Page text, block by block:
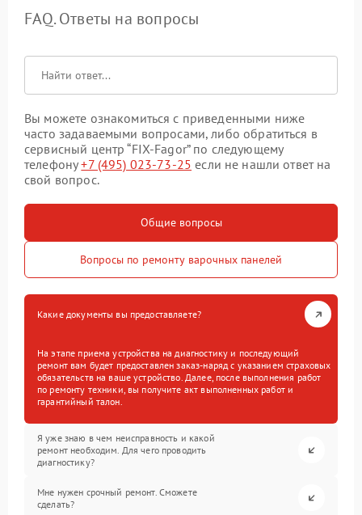
FAQ. Ответы на вопросы
Вы можете ознакомиться с приведенными ниже
часто задаваемыми вопросами, либо обратиться в
сервисный центр “FIX-Fagor” по следующему
телефону+7 (495) 023-73-25 если не нашли ответ на
свой вопрос.
Общие вопросы
Вопросы по ремонту варочных панелей
Какие документы вы предоставляете?
На этапе приема устройства на диагностику и последующий
ремонт вам будет предоставлен заказ-наряд с указанием страховых
обязательств на ваше устройство. Далее, после выполнения работ
по ремонту техники, вы получите акт выполненных работ и
гарантийный талон.
Я уже знаю в чем неисправность и какой
ремонт необходим. Для чего проводить
диагностику?
Мне нужен срочный ремонт. Сможете
сделать?